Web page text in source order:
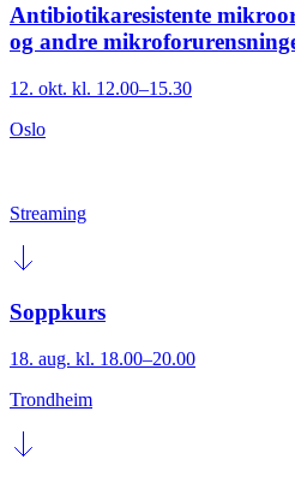
Antibiotikaresistente
og andre
12. okt. kl. 12.00–15.30
Oslo
Streaming
Soppkurs
18. aug. kl. 18.00–20.00
Trondheim